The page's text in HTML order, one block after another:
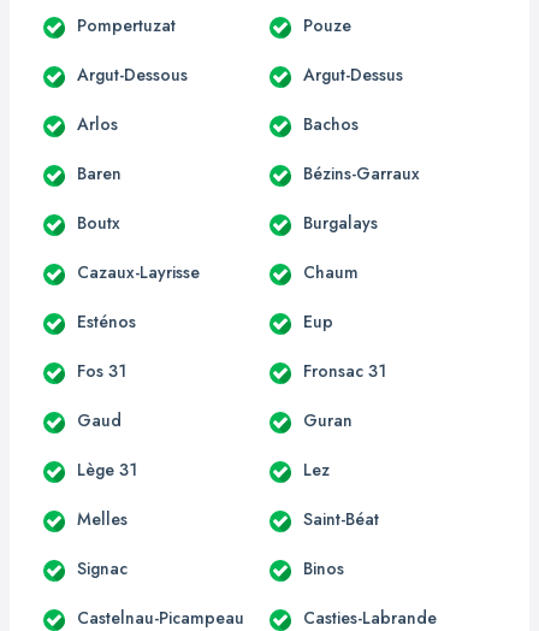
Pompertuzat Pouze
Argut-Dessous Argut-Dessus
Arlos Bachos
Baren Bézins-Garraux
Boutx Burgalays
Cazaux-Layrisse Chaum
Esténos Eup
Fos 31 Fronsac 31
Gaud Guran
Lège 31 Lez
Melles Saint-Béat
Signac Binos
Castelnau-Picampeau Casties-Labrande